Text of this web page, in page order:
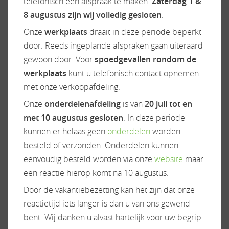
ACCESSOIRES
Exterieur/Interieur
Dakluik
Dakluik groot
Elektrische opstap
Hordeur
Huishoudaccu
Leeslampjes
Luifel
Panoramadak
Raamhor
Verduistering cabine
Keuken
Boiler
Gascomfoor
Koelkast
8 augustus zijn wij volledig gesloten.
Onze werkplaats draait in deze periode beperkt
door. Reeds ingeplande afspraken gaan uiteraard
gewoon door. Voorspoedgevallen rondom de
werkplaats kunt u telefonisch contact opnemen
met onze verkoopafdeling.
Onze onderdelenafdeling is van 20 juli tot en
met 10 augustus gesloten. In deze periode
kunnen er helaas geen onderdelen worden
besteld of verzonden. Onderdelen kunnen
eenvoudig besteld worden via onze website maar
een reactie hierop komt na 10 augustus.
Door de vakantiebezetting kan het zijn dat onze
reactietijd iets langer is dan u van ons gewend
bent. Wij danken u alvast hartelijk voor uw begrip.